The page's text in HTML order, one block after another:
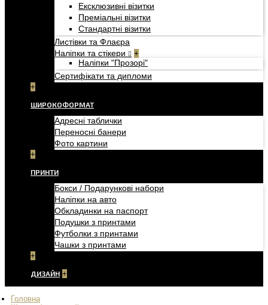
Ексклюзивні візитки
Преміальні візитки
Стандартні візитки
Листівки та Флаєра
Наліпки та стікери
+
Наліпки "Прозорі"
Сертифікати та дипломи
+
ШИРОКОФОРМАТ
Адресні таблички
Переносні банери
Фото картини
+
ПРИНТИ
Бокси / Подарункові набори
Наліпки на авто
Обкладинки на паспорт
Подушки з принтами
Футболки з принтами
Чашки з принтами
+
ДИЗАЙН +
Головна